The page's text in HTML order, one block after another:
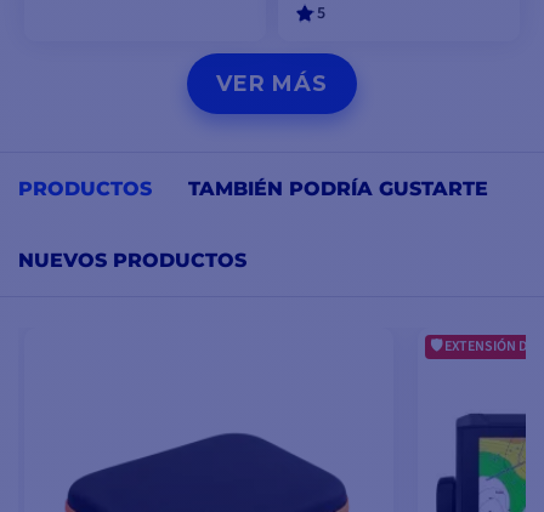
VER EL PRODUCTO
5
ANTICIPADO
VER MÁS
PRODUCTOS TAMBIÉN PODRÍA GUSTARTE
NUEVOS PRODUCTOS
EXTENSIÓN DE